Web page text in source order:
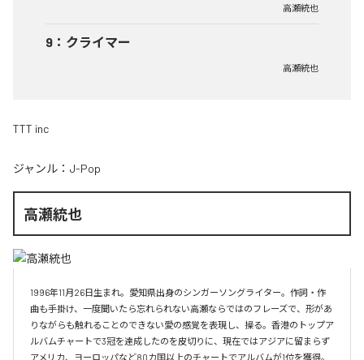
高瀬統也
9 ： クライマー
高瀬統也
TTT inc
ジャンル： J-Pop
高瀬統也
1996年11月26日生まれ。愛知県出身のシンガーソングライター。作詞・作
曲も手掛け、一度聞いたら忘れられない高瀬ならではのフレーズで、形があ
りながらも触れることのできない愛の感覚を表現し、操る。香港のトップア
ルバムチャートで3冠を達成したのを皮切りに、現在ではアジアに留まらず
アメリカ、ヨーロッパなど80カ国以上のチャートでアルバムが1位を獲得。